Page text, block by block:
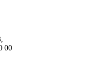
,
00